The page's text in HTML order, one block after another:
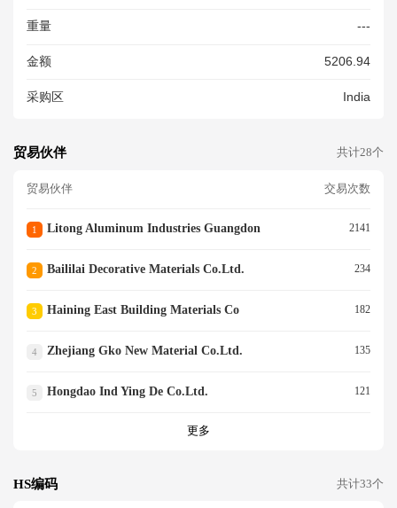
重量 ---
金额 5206.94
采购区 India
贸易伙伴 共计28个
贸易伙伴 交易次数
1 Litong Aluminum Industries Guangdon 2141
2 Baililai Decorative Materials Co.ltd. 234
3 Haining East Building Materials Co 182
4 Zhejiang Gko New Material Co.ltd. 135
5 Hongdao Ind Ying De Co.ltd. 121
更多
HS编码 共计33个